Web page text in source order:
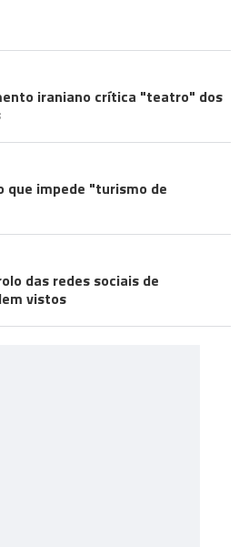
iraniano crítica "teatro" dos
que impede "turismo de
das redes sociais de
vistos